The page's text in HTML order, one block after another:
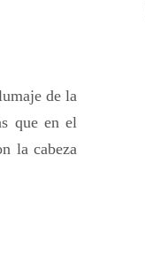
de la
que en el
la cabeza